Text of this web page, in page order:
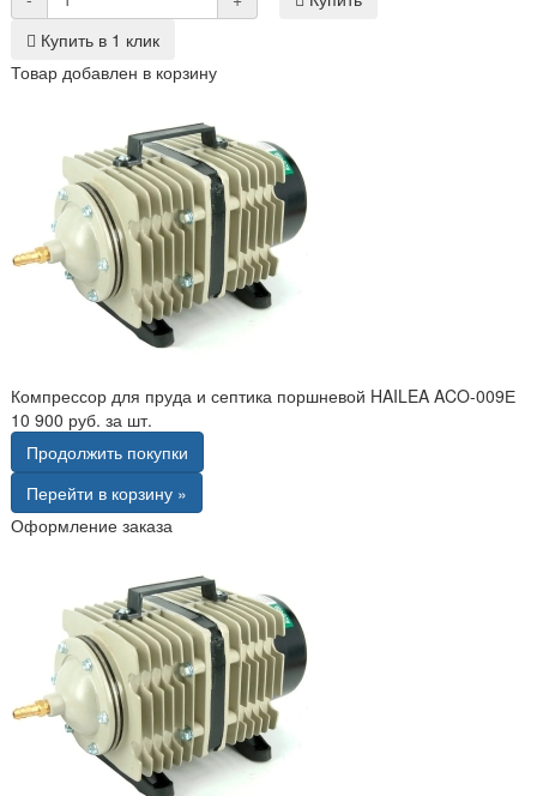
Купить в 1 клик
Товар добавлен в корзину
Компрессор для пруда и септика поршневой HAILEA ACO-009Е
10 900 руб. за шт.
Продолжить покупки
Перейти в корзину »
Оформление заказа